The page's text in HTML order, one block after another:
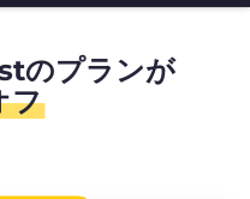
グ
のプランが
フ